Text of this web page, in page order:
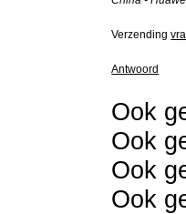
Verzending
Antwoord
Ook
Ook
Ook
Ook